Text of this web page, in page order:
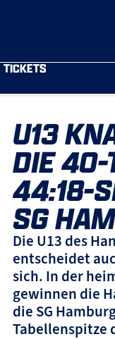
TICKETS
U13
DIE 40-
44:18-
SG
Die U13 des
entscheidet
sich. In der
gewinnen die
die SG
Tabellenspitze